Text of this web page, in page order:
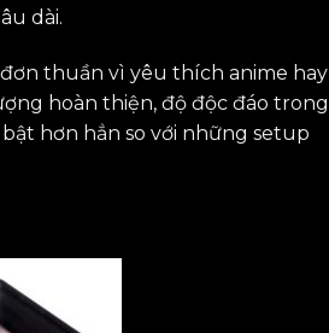
dài.
thuần vì yêu thích anime hay
hoàn thiện, độ độc đáo trong
hơn hẳn so với những setup